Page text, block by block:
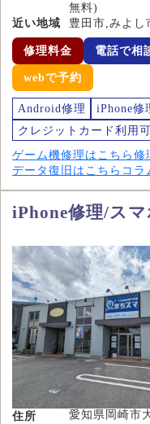
無料)
近い地域
豊田市,みよし
修理料金 電話で相
webで予約
Android修理 iPhone修
クレジットカード利用可
ゲーム機修理はこちら 修
データ復旧はこちら コラ
iPhone修理/ス
住所
愛知県岡崎市